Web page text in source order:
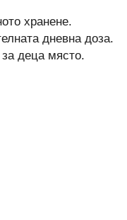
хранене.
дневна доза.
деца място.